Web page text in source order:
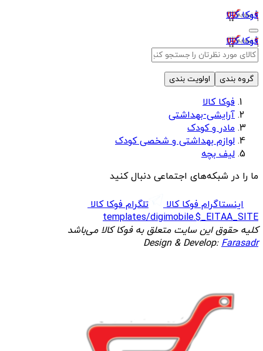
فوکا کالا
فوکا کالا
گروه بندی اولویت بندی
فوکا کالا
آرایشی-بهداشتی
مادر و کودک
لوازم بهداشتی و شخصی کودک
لیف بچه
ما را در شبکه‌های اجتماعی دنبال کنید
اینستاگرام فوکا کالا
تلگرام فوکا کالا
templates/digimobile.$_EITAA_SITE
کلیه حقوق این سایت متعلق به فوکا کالا می‌باشد
Design & Develop:Farasadr